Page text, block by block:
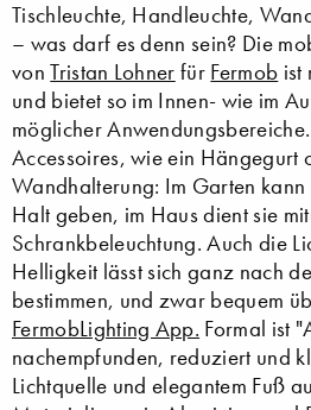
Tischleuchte, Handleuchte,
– was darf es denn sein? Die
vonTristan Lohner für Fermob ist
und bietet so im Innen- wie im
möglicher
Accessoires, wie ein Hängegurt
Wandhalterung: Im Garten
Halt geben, im Haus dient sie
Schrankbeleuchtung. Auch die
Helligkeit lässt sich ganz nach
bestimmen, und zwar bequem
FermobLighting App. Formal ist
nachempfunden, reduziert und
Lichtquelle und elegantem Fuß